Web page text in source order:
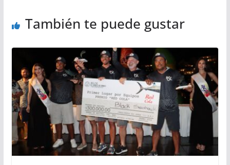
También te puede gustar